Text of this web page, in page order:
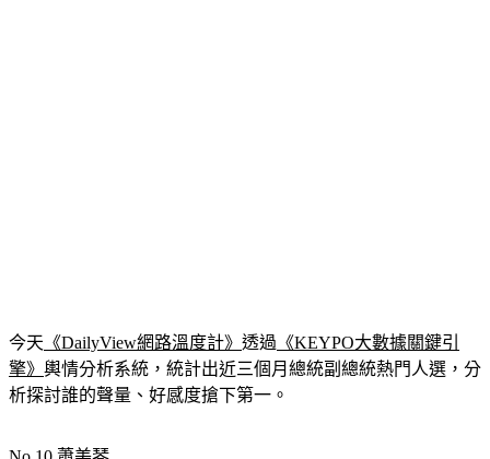
今天 《DailyView網路溫度計》 透過 《KEYPO大數據關鍵引
擎》 輿情分析系統，統計出近三個月總統副總統熱門人選，分
析探討誰的聲量、好感度搶下第一。